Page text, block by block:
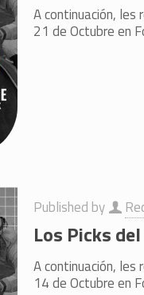
A continuación,
21 de Octubre en
Published by
Los Picks
A continuación,
14 de Octubre en